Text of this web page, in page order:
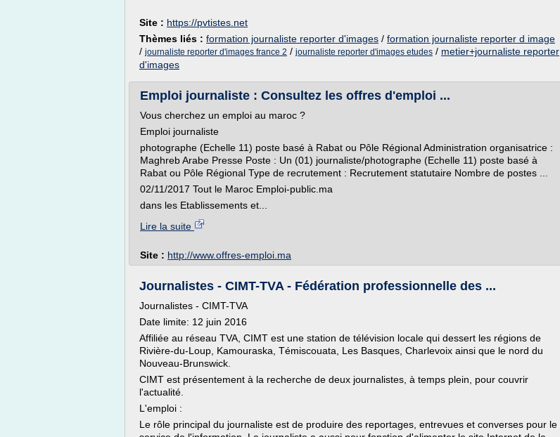
Site : https://pvtistes.net
Thèmes liés : formation journaliste reporter d'images / formation journaliste reporter d image
/ journaliste reporter d'images france 2 / journaliste reporter d'images etudes / metier+journaliste reporter
d'images
Emploi journaliste : Consultez les offres d'emploi ...
Vous cherchez un emploi au maroc ?
Emploi journaliste
photographe (Echelle 11) poste basé à Rabat ou Pôle Régional Administration organisatrice :
Maghreb Arabe Presse Poste : Un (01) journaliste/photographe (Echelle 11) poste basé à
Rabat ou Pôle Régional Type de recrutement : Recrutement statutaire Nombre de postes ...
02/11/2017 Tout le Maroc Emploi-public.ma
dans les Etablissements et...
Lire la suite
Site : http://www.offres-emploi.ma
Journalistes - CIMT-TVA - Fédération professionnelle des ...
Journalistes - CIMT-TVA
Date limite: 12 juin 2016
Affiliée au réseau TVA, CIMT est une station de télévision locale qui dessert les régions de
Rivière-du-Loup, Kamouraska, Témiscouata, Les Basques, Charlevoix ainsi que le nord du
Nouveau-Brunswick.
CIMT est présentement à la recherche de deux journalistes, à temps plein, pour couvrir
l'actualité.
L'emploi :
Le rôle principal du journaliste est de produire des reportages, entrevues et converses pour le